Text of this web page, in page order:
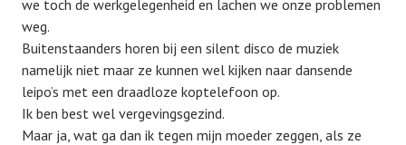
we toch de werkgelegenheid en lachen we onze problemen
weg.
Buitenstaanders horen bij een silent disco de muziek
namelijk niet maar ze kunnen wel kijken naar dansende
leipo’s met een draadloze koptelefoon op.
Ik ben best wel vergevingsgezind.
Maar ja, wat ga dan ik tegen mijn moeder zeggen, als ze